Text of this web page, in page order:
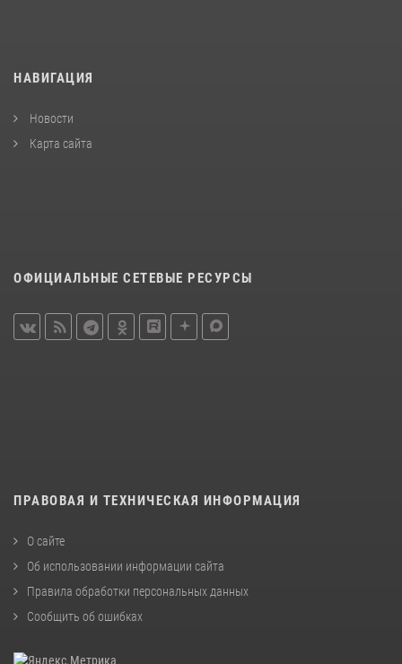
НАВИГАЦИЯ
Новости
Карта сайта
ОФИЦИАЛЬНЫЕ СЕТЕВЫЕ РЕСУРСЫ
ПРАВОВАЯ И ТЕХНИЧЕСКАЯ ИНФОРМАЦИЯ
О сайте
Об использовании информации сайта
Правила обработки персональных данных
Сообщить об ошибках